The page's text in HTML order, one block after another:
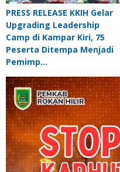
PRESS RELEASE KKIH Gelar
Upgrading Leadership
Camp di Kampar Kiri, 75
Peserta Ditempa Menjadi
Pemimp…